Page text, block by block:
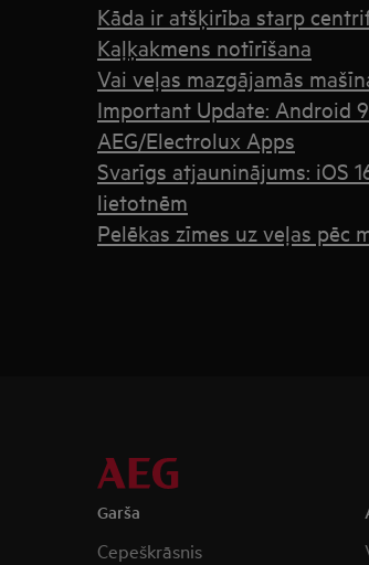
Kāda ir atšķirība starp
Kaļķakmens notīrīšana
Vai veļas mazgājamās
Important Update: Android
AEG/Electrolux Apps
Svarīgs atjauninājums: iOS
lietotnēm
Pelēkas zīmes uz veļas pēc
Garša
Cepeškrāsnis